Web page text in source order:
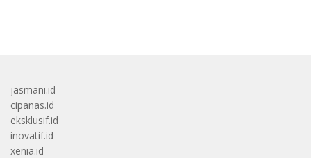
jasmani.id
cipanas.id
eksklusif.id
inovatif.id
xenia.id